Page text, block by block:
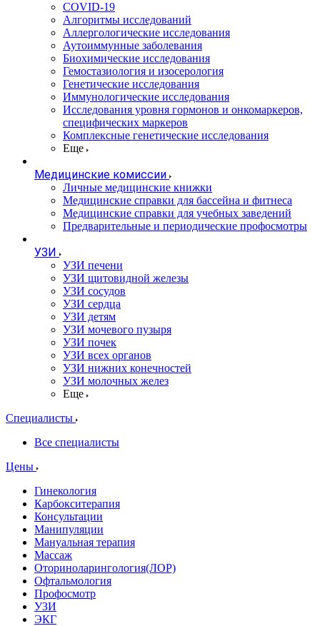
COVID-19
Алгоритмы исследований
Аллергологические исследования
Аутоиммунные заболевания
Биохимические исследования
Гемостазиология и изосерология
Генетические исследования
Иммунологические исследования
Исследования уровня гормонов и онкомаркеров,
специфических маркеров
Комплексные генетические исследования
Еще
Медицинские комиссии
Личные медицинские книжки
Медицинские справки для бассейна и фитнеса
Медицинские справки для учебных заведений
Предварительные и периодические профосмотры
УЗИ
УЗИ печени
УЗИ щитовидной железы
УЗИ сосудов
УЗИ сердца
УЗИ детям
УЗИ мочевого пузыря
УЗИ почек
УЗИ всех органов
УЗИ нижних конечностей
УЗИ молочных желез
Еще
Специалисты
Все специалисты
Цены
Гинекология
Карбокситерапия
Консультации
Манипуляции
Мануальная терапия
Массаж
Оториноларингология(ЛОР)
Офтальмология
Профосмотр
УЗИ
ЭКГ